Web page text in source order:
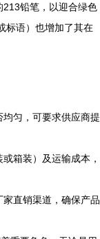
铅笔，以迎合绿色
标语）也增加了其在
均匀，可要求供应商提
箱装）及运输成本，
家直销渠道，确保产品